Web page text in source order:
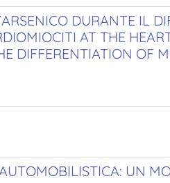
DURANTE IL
AT THE
DIFFERENTIATION OF
UN